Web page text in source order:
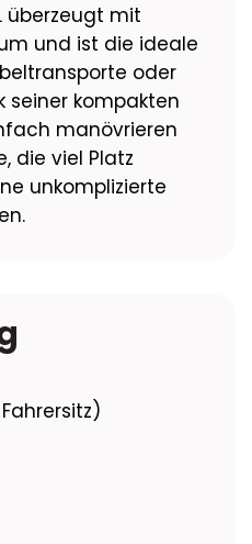
überzeugt mit
und ist die ideale
oder
seiner kompakten
manövrieren
die viel Platz
unkomplizierte